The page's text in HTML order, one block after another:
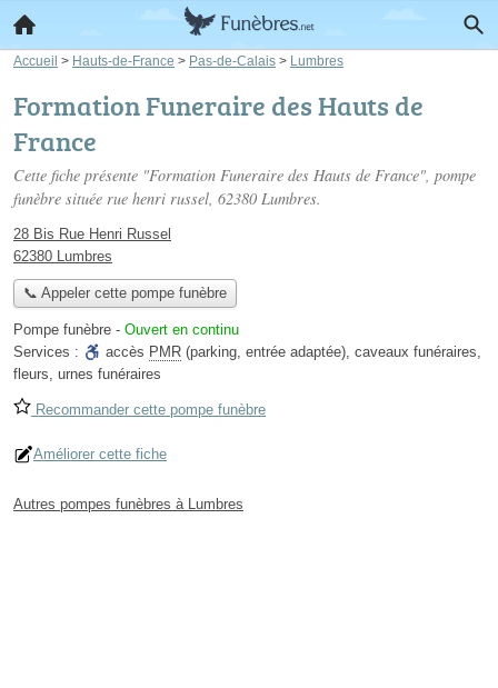
Accueil > Hauts-de-France > Pas-de-Calais > Lumbres
Formation Funeraire des Hauts de
France
Cette fiche présente "Formation Funeraire des Hauts de France", pompe
funèbre située rue henri russel, 62380 Lumbres.
28 Bis Rue Henri Russel
62380 Lumbres
📞 Appeler cette pompe funèbre
Pompe funèbre - Ouvert en continu
Services :
accès PMR (parking, entrée adaptée), caveaux funéraires,
fleurs, urnes funéraires
Recommander cette pompe funèbre
Améliorer cette fiche
Autres pompes funèbres à Lumbres